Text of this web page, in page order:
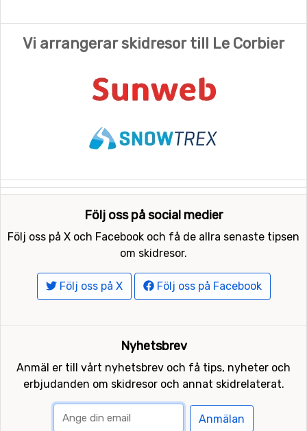
Vi arrangerar skidresor till Le Corbier
Följ oss på social medier
Följ oss på X och Facebook och få de allra senaste tipsen
om skidresor.
Följ oss på X Följ oss på Facebook
Nyhetsbrev
Anmäl er till vårt nyhetsbrev och få tips, nyheter och
erbjudanden om skidresor och annat skidrelaterat.
Anmälan